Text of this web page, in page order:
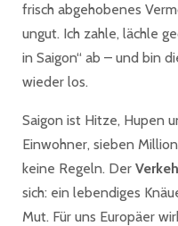
frisch abgehobenes
ungut. Ich zahle, lächle
in Saigon“ ab – und bin
wieder los.
Saigon ist Hitze, Hupen
Einwohner, sieben
keine Regeln. Der
sich: ein lebendiges
Mut. Für uns Europäer